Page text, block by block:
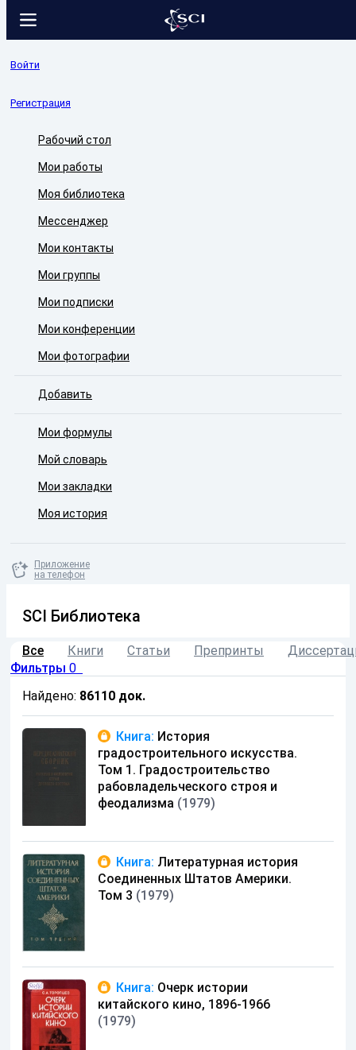
Войти
Регистрация
Рабочий стол
Мои работы
Моя библиотека
Мессенджер
Мои контакты
Мои группы
Мои подписки
Мои конференции
Мои фотографии
Добавить
Мои формулы
Мой словарь
Мои закладки
Моя история
Приложение
на телефон
SCI Библиотека
Все Книги Статьи Препринты
Фильтры 0
Найдено: 86110 док.
Книга: История
градостроительного искусства.
Том 1. Градостроительство
рабовладельческого строя и
феодализма (1979)
Книга: Литературная история
Соединенных Штатов Америки.
Том 3 (1979)
Книга: Очерк истории
китайского кино, 1896-1966
(1979)